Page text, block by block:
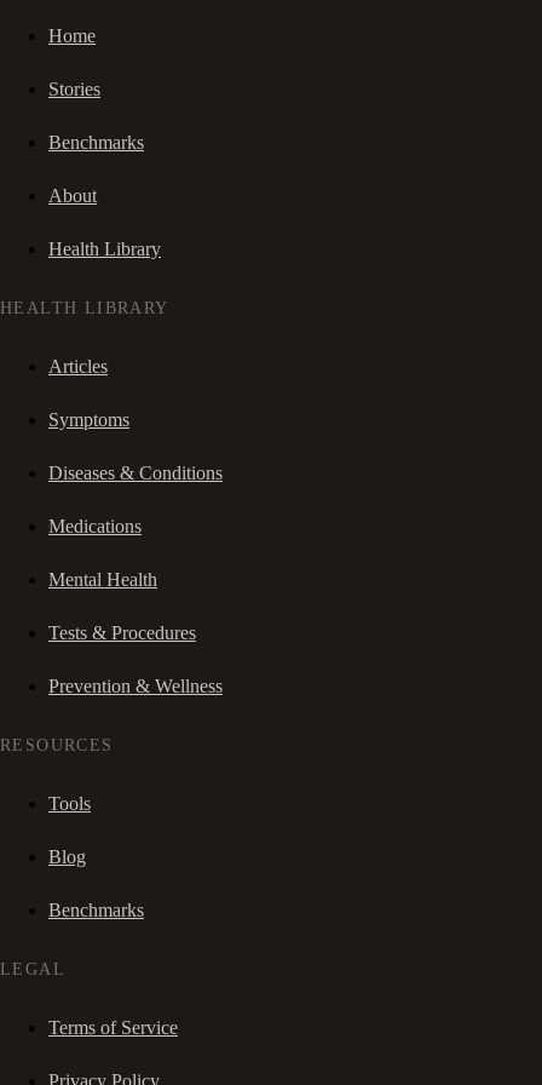
Home
Stories
Benchmarks
About
Health Library
HEALTH LIBRARY
Articles
Symptoms
Diseases & Conditions
Medications
Mental Health
Tests & Procedures
Prevention & Wellness
RESOURCES
Tools
Blog
Benchmarks
LEGAL
Terms of Service
Privacy Policy